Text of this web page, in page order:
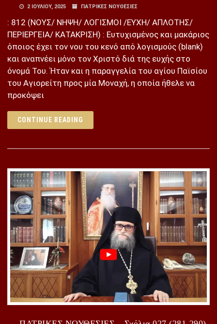
2 ΙΟΥΛΊΟΥ, 2025 ΠΑΤΡΙΚΕΣ ΝΟΥΘΕΣΙΕΣ
: 812 (ΝΟΥΣ/ ΝΗΨΗ/ ΛΟΓΙΣΜΟΙ /ΕΥΧΗ/ ΑΠΛΟΤΗΣ/
ΠΕΡΙΕΡΓΕΙΑ/ ΚΑΤΑΚΡΙΣΗ) : Ευτυχισμένος και μακάριος
όποιος έχει τον νου του κενό από λογισμούς (blank)
και αναπνέει μόνο τον Χριστό διά της ευχής στο
όνομά Του. Ήταν και η παραγγελία του αγίου Παϊσίου
του Αγιορείτη προς μία Μοναχή, η οποία ήθελε να
προκόψει
CONTINUE READING